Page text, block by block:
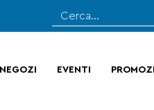
NEGOZI EVENTI